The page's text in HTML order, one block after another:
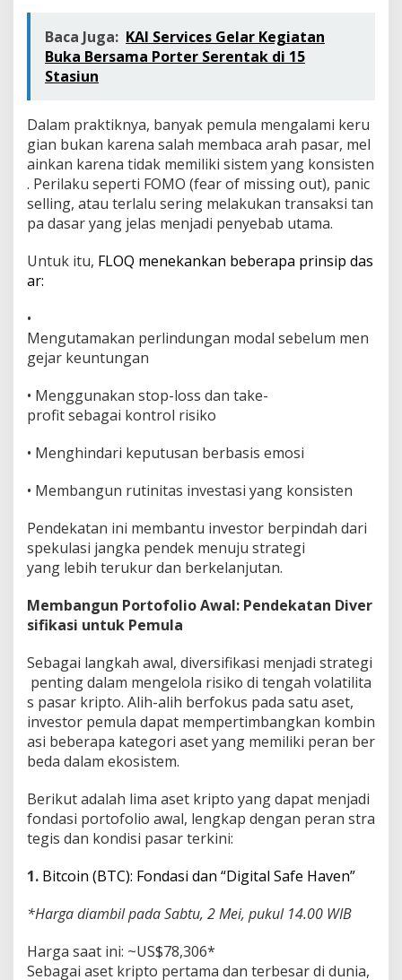
b
i
r
k
u
r
Baca Juga: KAI Services Gelar Kegiatan
Buka Bersama Porter Serentak di 15
Stasiun
Dalam praktiknya, banyak pemula mengalami keru
gian bukan karena salah membaca arah pasar, mel
ainkan karena tidak memiliki sistem yang konsisten
. Perilaku seperti FOMO (fear of missing out), panic
selling, atau terlalu sering melakukan transaksi tan
pa dasar yang jelas menjadi penyebab utama.
Untuk itu, FLOQ menekankan beberapa prinsip das
ar:
•
Mengutamakan perlindungan modal sebelum men
gejar keuntungan
• Menggunakan stop-loss dan take-
profit sebagai kontrol risiko
• Menghindari keputusan berbasis emosi
• Membangun rutinitas investasi yang konsisten
Pendekatan ini membantu investor berpindah dari
spekulasi jangka pendek menuju strategi
yang lebih terukur dan berkelanjutan.
Membangun Portofolio Awal: Pendekatan Diver
sifikasi untuk Pemula
Sebagai langkah awal, diversifikasi menjadi strategi
penting dalam mengelola risiko di tengah volatilita
s pasar kripto. Alih-alih berfokus pada satu aset,
investor pemula dapat mempertimbangkan kombin
asi beberapa kategori aset yang memiliki peran ber
beda dalam ekosistem.
Berikut adalah lima aset kripto yang dapat menjadi
fondasi portofolio awal, lengkap dengan peran stra
tegis dan kondisi pasar terkini:
1. Bitcoin (BTC): Fondasi dan “Digital Safe Haven”
*Harga diambil pada Sabtu, 2 Mei, pukul 14.00 WIB
Harga saat ini: ~US$78,306*
Sebagai aset kripto pertama dan terbesar di dunia,